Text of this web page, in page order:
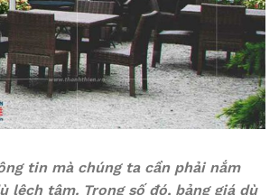
tin mà chúng ta cần phải nắm
lệch tâm. Trong số đó, bảng giá dù